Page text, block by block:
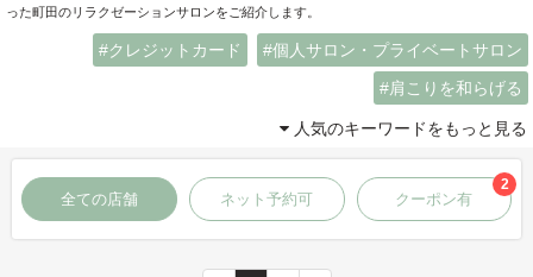
った町田のリラクゼーションサロンをご紹介します。
クレジットカード
個人サロン・プライベートサロン
肩こりを和らげる
人気のキーワードをもっと見る
全ての店舗 ネット予約可 クーポン有
2